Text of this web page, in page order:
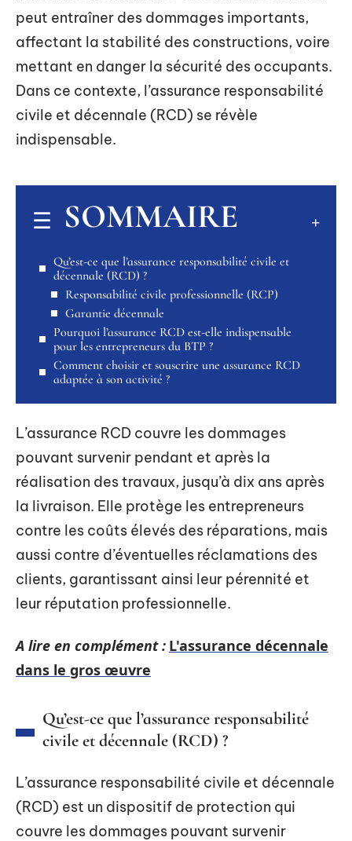
peut entraîner des dommages importants,
affectant la stabilité des constructions, voire
mettant en danger la sécurité des occupants.
Dans ce contexte, l’assurance responsabilité
civile et décennale (RCD) se révèle
indispensable.
SOMMAIRE
Qu’est-ce que l’assurance responsabilité civile et
décennale (RCD) ?
Responsabilité civile professionnelle (RCP)
Garantie décennale
Pourquoi l’assurance RCD est-elle indispensable
pour les entrepreneurs du BTP ?
Comment choisir et souscrire une assurance RCD
adaptée à son activité ?
L’assurance RCD couvre les dommages
pouvant survenir pendant et après la
réalisation des travaux, jusqu’à dix ans après
la livraison. Elle protège les entrepreneurs
contre les coûts élevés des réparations, mais
aussi contre d’éventuelles réclamations des
clients, garantissant ainsi leur pérennité et
leur réputation professionnelle.
A lire en complément : L'assurance décennale
dans le gros œuvre
Qu’est-ce que l’assurance responsabilité
civile et décennale (RCD) ?
L’assurance responsabilité civile et décennale
(RCD) est un dispositif de protection qui
couvre les dommages pouvant survenir